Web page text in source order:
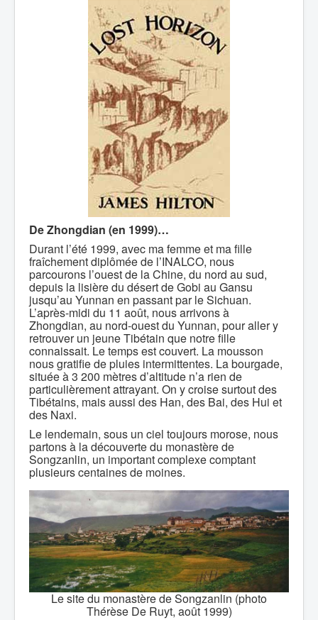
De Zhongdian (en 1999)…
Durant l’été 1999, avec ma femme et ma fille
fraîchement diplômée de l’INALCO, nous
parcourons l’ouest de la Chine, du nord au sud,
depuis la lisière du désert de Gobi au Gansu
jusqu’au Yunnan en passant par le Sichuan.
L’après-midi du 11 août, nous arrivons à
Zhongdian, au nord-ouest du Yunnan, pour aller y
retrouver un jeune Tibétain que notre fille
connaissait. Le temps est couvert. La mousson
nous gratifie de pluies intermittentes. La bourgade,
située à 3 200 mètres d’altitude n’a rien de
particulièrement attrayant. On y croise surtout des
Tibétains, mais aussi des Han, des Bai, des Hui et
des Naxi.
Le lendemain, sous un ciel toujours morose, nous
partons à la découverte du monastère de
Songzanlin, un important complexe comptant
plusieurs centaines de moines.
Le site du monastère de Songzanlin (photo
Thérèse De Ruyt, août 1999)